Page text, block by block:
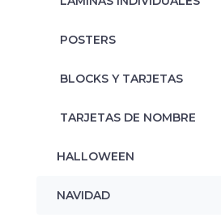
‎ POSTERS
‎ BLOCKS Y TARJETAS
‎ TARJETAS DE NOMBRE
HALLOWEEN
NAVIDAD